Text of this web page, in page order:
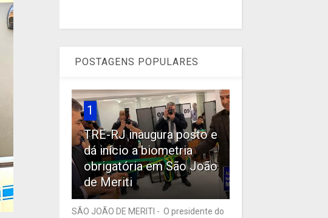
POSTAGENS POPULARES
1
TRE-RJ inaugura posto e
dá início a biometria
obrigatória em São João
de Meriti
SÃO JOÃO DE MERITI - O presidente do